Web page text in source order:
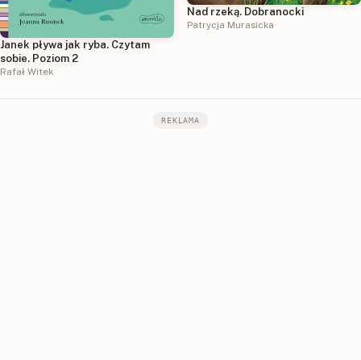
Janek pływa jak ryba. Czytam
sobie. Poziom 2
Rafał Witek
Nad rzeką. Dobranocki
Patrycja Murasicka
REKLAMA